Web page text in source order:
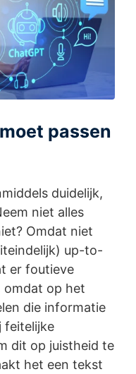
passen
duidelijk,
niet alles
Omdat niet
up-to-
er foutieve
op het
die informatie
feitelijke
dit op juistheid te
het een tekst